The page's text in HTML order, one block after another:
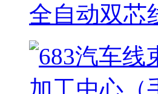
全自动双芯